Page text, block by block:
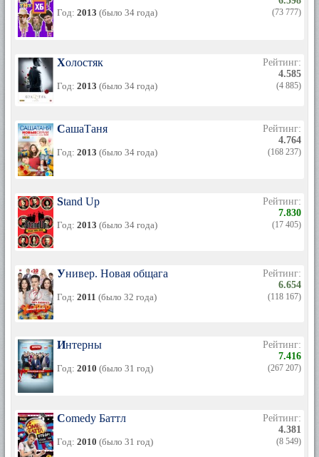
Год: 2013 (было 34 года) (73 777)
Холостяк
Год: 2013 (было 34 года)
Рейтинг:
4.585
(4 885)
СашаТаня
Год: 2013 (было 34 года)
Рейтинг:
4.764
(168 237)
Stand Up
Год: 2013 (было 34 года)
Рейтинг:
7.830
(17 405)
Универ. Новая общага
Год: 2011 (было 32 года)
Рейтинг:
6.654
(118 167)
Интерны
Год: 2010 (было 31 год)
Рейтинг:
7.416
(267 207)
Comedy Баттл
Год: 2010 (было 31 год)
Рейтинг:
4.381
(8 549)